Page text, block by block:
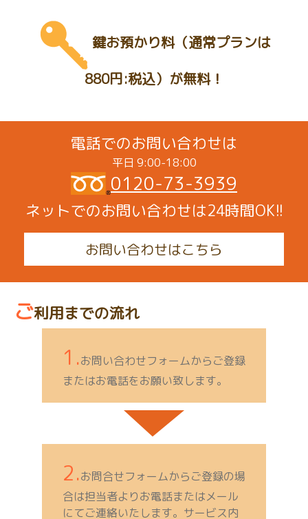
鍵お預かり料（通常プランは
880円:税込）が無料！
電話でのお問い合わせは
平日 9:00-18:00
0120-73-3939
ネットでのお問い合わせは24時間OK!!
お問い合わせはこちら
ご利用までの流れ
1.お問い合わせフォームからご登録
またはお電話をお願い致します。
2.お問合せフォームからご登録の場
合は担当者よりお電話またはメール
にてご連絡いたします。サービス内